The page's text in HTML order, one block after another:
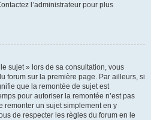
l’administrateur pour plus
sujet » lors de sa consultation, vous
forum sur la première page. Par ailleurs, si
que la remontée de sujet est
pour autoriser la remontée n’est pas
remonter un sujet simplement en y
de respecter les règles du forum en le